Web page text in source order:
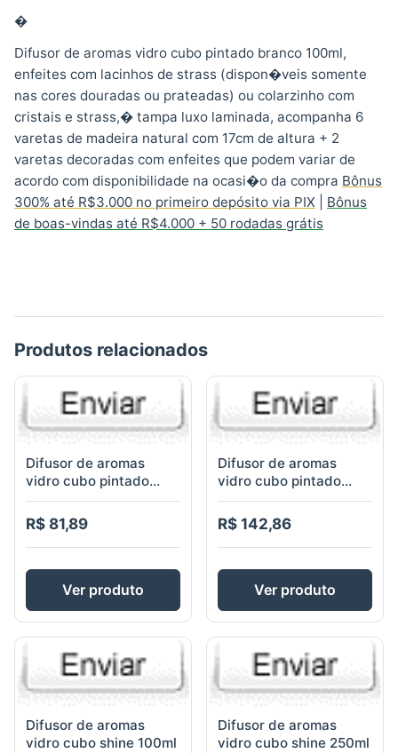
�
Difusor de aromas vidro cubo pintado branco 100ml,
enfeites com lacinhos de strass (dispon�veis somente
nas cores douradas ou prateadas) ou colarzinho com
cristais e strass,� tampa luxo laminada, acompanha 6
varetas de madeira natural com 17cm de altura + 2
varetas decoradas com enfeites que podem variar de
acordo com disponibilidade na ocasi�o da compra Bônus
300% até R$3.000 no primeiro depósito via PIX
Bônus
de boas-vindas até R$4.000 + 50 rodadas grátis
Produtos relacionados
Difusor de aromas
vidro cubo pintado
preto 100ml
R$ 81,89
Ver produto
Difusor de aromas
vidro cubo pintado
preto 250ml
R$ 142,86
Ver produto
Difusor de aromas
vidro cubo shine 100ml
Difusor de aromas
vidro cubo shine 250ml